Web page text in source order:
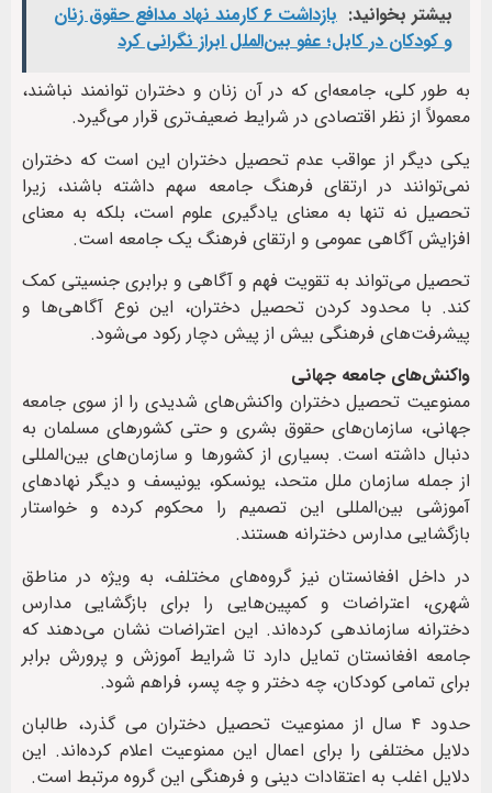
بیشتر بخوانید:
بازداشت ۶ کارمند نهاد مدافع حقوق زنان
و کودکان در کابل؛ عفو بین‌الملل ابراز نگرانی کرد
به طور کلی، جامعه‌ای که در آن زنان و دختران توانمند نباشند،
معمولاً از نظر اقتصادی در شرایط ضعیف‌تری قرار می‌گیرد.
یکی دیگر از عواقب عدم تحصیل دختران این است که دختران
نمی‌توانند در ارتقای فرهنگ جامعه سهم داشته باشند، زیرا
تحصیل نه تنها به معنای یادگیری علوم است، بلکه به معنای
افزایش آگاهی عمومی و ارتقای فرهنگ یک جامعه است.
تحصیل می‌تواند به تقویت فهم و آگاهی و برابری جنسیتی کمک
کند. با محدود کردن تحصیل دختران، این نوع آگاهی‌ها و
پیشرفت‌های فرهنگی بیش از پیش دچار رکود می‌شود.
واکنش‌های جامعه جهانی
ممنوعیت تحصیل دختران واکنش‌های شدیدی را از سوی جامعه
جهانی، سازمان‌های حقوق بشری و حتی کشورهای مسلمان به
دنبال داشته است. بسیاری از کشورها و سازمان‌های بین‌المللی
از جمله سازمان ملل متحد، یونسکو، یونیسف و دیگر نهادهای
آموزشی بین‌المللی این تصمیم را محکوم کرده و خواستار
بازگشایی مدارس دخترانه هستند.
در داخل افغانستان نیز گروه‌های مختلف، به ویژه در مناطق
شهری، اعتراضات و کمپین‌هایی را برای بازگشایی مدارس
دخترانه سازماندهی کرده‌اند. این اعتراضات نشان می‌دهند که
جامعه افغانستان تمایل دارد تا شرایط آموزش و پرورش برابر
برای تمامی کودکان، چه دختر و چه پسر، فراهم شود.
حدود ۴ سال از ممنوعیت تحصیل دختران می گذرد، طالبان
دلایل مختلفی را برای اعمال این ممنوعیت اعلام کرده‌اند. این
دلایل اغلب به اعتقادات دینی و فرهنگی این گروه مرتبط است.